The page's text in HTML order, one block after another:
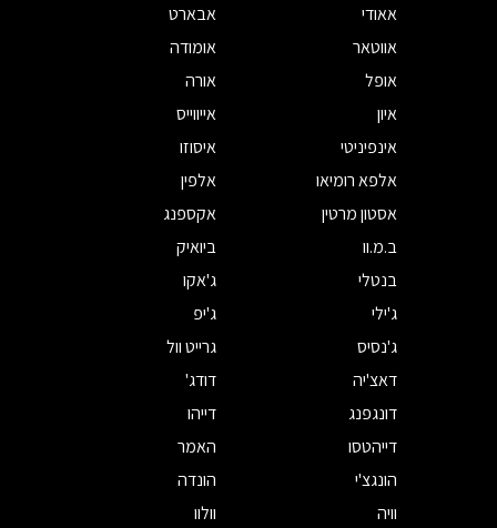
אאודי
אבארט
אווטאר
אומודה
אופל
אורה
איון
אייווייס
אינפיניטי
איסוזו
אלפא רומיאו
אלפין
אסטון מרטין
אקספנג
ב.מ.וו
ביואיק
בנטלי
ג'אקו
ג'ילי
ג'יפ
ג'נסיס
גרייט וול
דאצ'יה
דודג'
דונגפנג
דייהו
דייהטסו
האמר
הונגצ'י
הונדה
וויה
וולוו